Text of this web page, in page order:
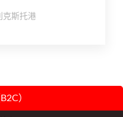
克斯托港
）